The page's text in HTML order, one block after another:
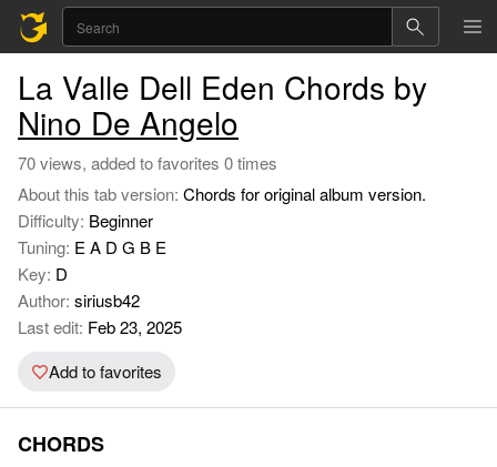
La Valle Dell Eden Chords by
Nino De Angelo
70 views, added to favorites 0 times
About this tab version: Chords for original album version.
Difficulty: Beginner
Tuning: E A D G B E
Key: D
Author: siriusb42
Last edit: Feb 23, 2025
Add to favorites
CHORDS